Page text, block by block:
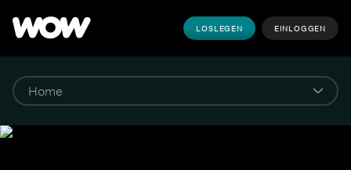
LOSLEGEN EINLOGGEN